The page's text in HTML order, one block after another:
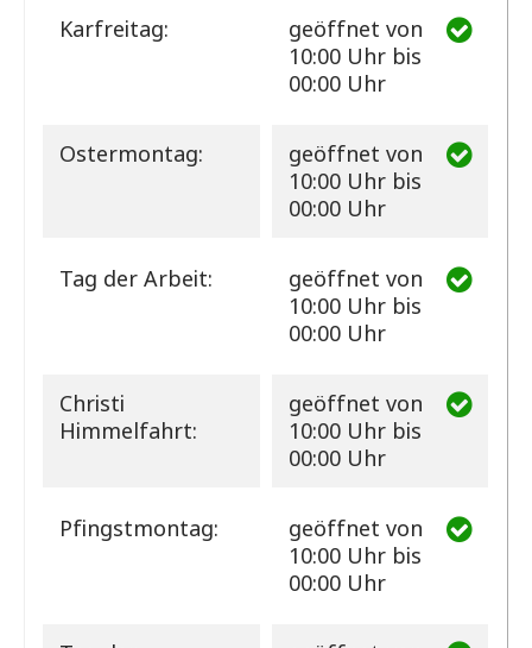
Karfreitag: geöffnet von
10:00 Uhr bis
00:00 Uhr
Ostermontag: geöffnet von
10:00 Uhr bis
00:00 Uhr
Tag der Arbeit: geöffnet von
10:00 Uhr bis
00:00 Uhr
Christi
Himmelfahrt:
geöffnet von
10:00 Uhr bis
00:00 Uhr
Pfingstmontag: geöffnet von
10:00 Uhr bis
00:00 Uhr